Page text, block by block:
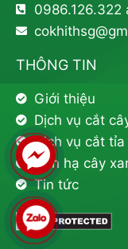
0986.126.322
THÔNG TIN
Giới thiệu
Dịch vụ cắt
Dịch vụ cắt tỉa
Đốn hạ cây
Tin tức